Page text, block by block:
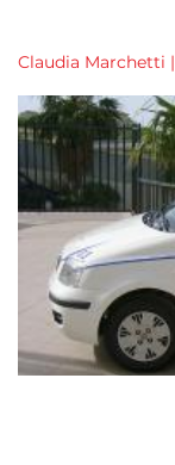
Claudia Marchetti |